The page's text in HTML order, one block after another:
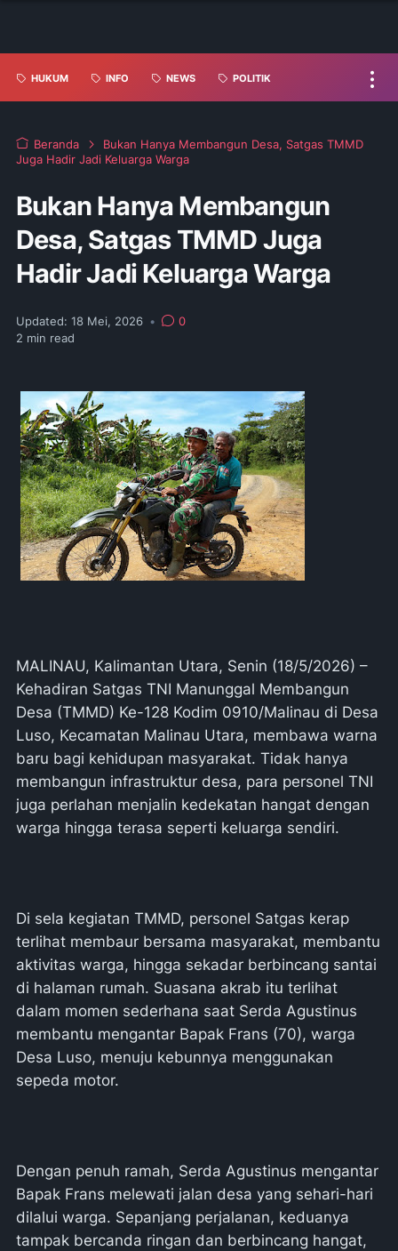
HUKUM INFO NEWS POLITIK
Beranda
Bukan Hanya Membangun Desa, Satgas TMMD
Juga Hadir Jadi Keluarga Warga
Bukan Hanya Membangun
Desa, Satgas TMMD Juga
Hadir Jadi Keluarga Warga
Updated: 18 Mei, 2026 •
0
2 min read
MALINAU, Kalimantan Utara, Senin (18/5/2026) –
Kehadiran Satgas TNI Manunggal Membangun
Desa (TMMD) Ke-128 Kodim 0910/Malinau di Desa
Luso, Kecamatan Malinau Utara, membawa warna
baru bagi kehidupan masyarakat. Tidak hanya
membangun infrastruktur desa, para personel TNI
juga perlahan menjalin kedekatan hangat dengan
warga hingga terasa seperti keluarga sendiri.
Di sela kegiatan TMMD, personel Satgas kerap
terlihat membaur bersama masyarakat, membantu
aktivitas warga, hingga sekadar berbincang santai
di halaman rumah. Suasana akrab itu terlihat
dalam momen sederhana saat Serda Agustinus
membantu mengantar Bapak Frans (70), warga
Desa Luso, menuju kebunnya menggunakan
sepeda motor.
Dengan penuh ramah, Serda Agustinus mengantar
Bapak Frans melewati jalan desa yang sehari-hari
dilalui warga. Sepanjang perjalanan, keduanya
tampak bercanda ringan dan berbincang hangat,